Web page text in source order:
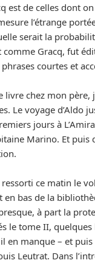
est de celles dont
l’étrange
serait la
Gracq, fut
phrases courtes et
livre chez mon père,
Le voyage d’Aldo
jours à
Marino. Et puis
ce matin le
en bas de la
à part la
le tome II,
il en manque – et
Leutrat. Dans